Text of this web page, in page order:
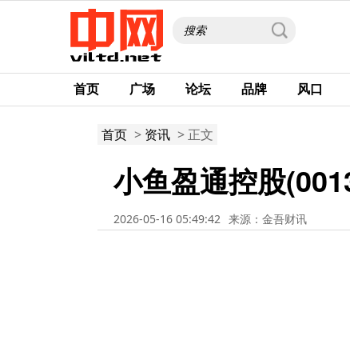
首页 广场 论坛 品牌 风口
首页 > 资讯 > 正文
小鱼盈通控股
2026-05-16 05:49:42 来源：金吾财讯